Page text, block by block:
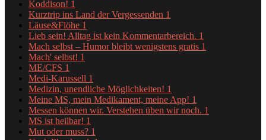
Koddison! 1
Kurztrip ins Land der Vergessenden 1
Läuse&Flöhe 1
Lieb sein! Alltag ist kein Kommentarbereich. 1
Mach selbst – Humor bleibt wenigstens gratis 1
Mach' selbst! 1
ME/CFS 1
Medi-Karussell 1
Medizin, unendliche Möglichkeiten! 1
Meine MS, mein Medikament, meine App! 1
Messen können wir. Verstehen üben wir noch. 1
MS ist heilbar! 1
Mut oder muss? 1